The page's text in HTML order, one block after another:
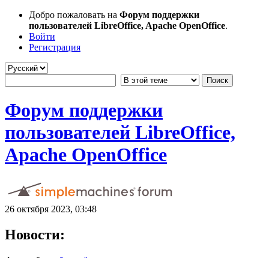
Добро пожаловать на Форум поддержки
пользователей LibreOffice, Apache OpenOffice.
Войти
Регистрация
Форум поддержки
пользователей LibreOffice,
Apache OpenOffice
26 октября 2023, 03:48
Новости: